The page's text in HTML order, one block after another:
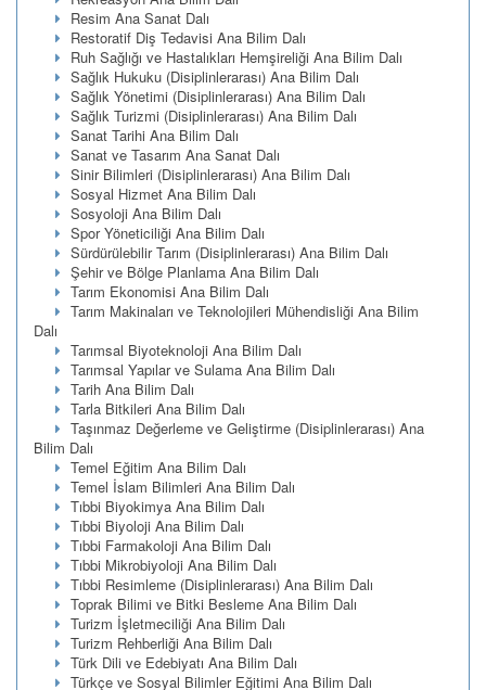
Resim Ana Sanat Dalı
Restoratif Diş Tedavisi Ana Bilim Dalı
Ruh Sağlığı ve Hastalıkları Hemşireliği Ana Bilim Dalı
Sağlık Hukuku (Disiplinlerarası) Ana Bilim Dalı
Sağlık Yönetimi (Disiplinlerarası) Ana Bilim Dalı
Sağlık Turizmi (Disiplinlerarası) Ana Bilim Dalı
Sanat Tarihi Ana Bilim Dalı
Sanat ve Tasarım Ana Sanat Dalı
Sinir Bilimleri (Disiplinlerarası) Ana Bilim Dalı
Sosyal Hizmet Ana Bilim Dalı
Sosyoloji Ana Bilim Dalı
Spor Yöneticiliği Ana Bilim Dalı
Sürdürülebilir Tarım (Disiplinlerarası) Ana Bilim Dalı
Şehir ve Bölge Planlama Ana Bilim Dalı
Tarım Ekonomisi Ana Bilim Dalı
Tarım Makinaları ve Teknolojileri Mühendisliği Ana Bilim
Dalı
Tarımsal Biyoteknoloji Ana Bilim Dalı
Tarımsal Yapılar ve Sulama Ana Bilim Dalı
Tarih Ana Bilim Dalı
Tarla Bitkileri Ana Bilim Dalı
Taşınmaz Değerleme ve Geliştirme (Disiplinlerarası) Ana
Bilim Dalı
Temel Eğitim Ana Bilim Dalı
Temel İslam Bilimleri Ana Bilim Dalı
Tıbbi Biyokimya Ana Bilim Dalı
Tıbbi Biyoloji Ana Bilim Dalı
Tıbbi Farmakoloji Ana Bilim Dalı
Tıbbi Mikrobiyoloji Ana Bilim Dalı
Tıbbi Resimleme (Disiplinlerarası) Ana Bilim Dalı
Toprak Bilimi ve Bitki Besleme Ana Bilim Dalı
Turizm İşletmeciliği Ana Bilim Dalı
Turizm Rehberliği Ana Bilim Dalı
Türk Dili ve Edebiyatı Ana Bilim Dalı
Türkçe ve Sosyal Bilimler Eğitimi Ana Bilim Dalı